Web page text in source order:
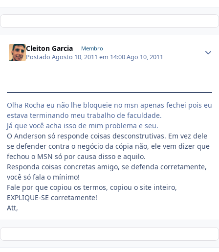
Cleiton Garcia Membro
PostadoAgosto 10, 2011 em 14:00Ago 10, 2011
Olha Rocha eu não lhe bloqueie no msn apenas fechei pois eu
estava terminando meu trabalho de faculdade.
Já que você acha isso de mim problema e seu.
O Anderson só responde coisas desconstrutivas. Em vez dele
se defender contra o negócio da cópia não, ele vem dizer que
fechou o MSN só por causa disso e aquilo.
Responda coisas concretas amigo, se defenda corretamente,
você só fala o mínimo!
Fale por que copiou os termos, copiou o site inteiro,
EXPLIQUE-SE corretamente!
Att,